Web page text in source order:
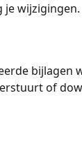
je wijzigingen.
bijlagen
of